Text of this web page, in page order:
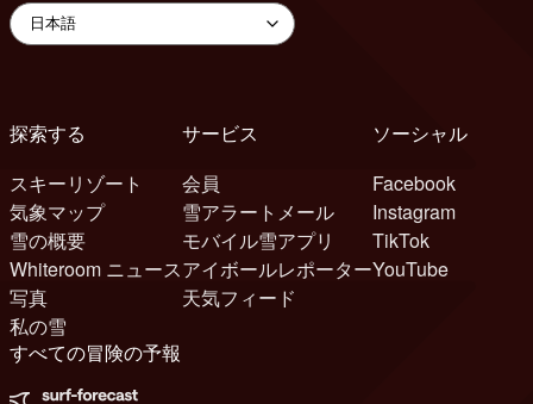
探索する
スキーリゾート
気象マップ
雪の概要
Whiteroom ニュース
写真
私の雪
サービス
会員
雪アラートメール
モバイル雪アプリ
アイボールレポーター
天気フィード
ソーシャル
Facebook
Instagram
TikTok
YouTube
すべての冒険の予報